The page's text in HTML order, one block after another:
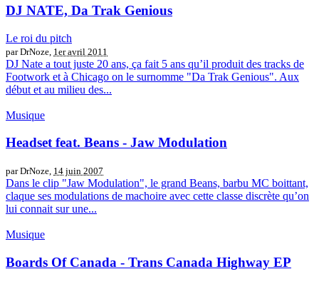
DJ NATE, Da Trak Genious
Le roi du pitch
par DrNoze, 1er avril 2011
DJ Nate a tout juste 20 ans, ça fait 5 ans qu’il produit des tracks de
Footwork et à Chicago on le surnomme "Da Trak Genious". Aux
début et au milieu des...
Musique
Headset feat. Beans - Jaw Modulation
par DrNoze, 14 juin 2007
Dans le clip "Jaw Modulation", le grand Beans, barbu MC boittant,
claque ses modulations de machoire avec cette classe discrète qu’on
lui connait sur une...
Musique
Boards Of Canada - Trans Canada Highway EP